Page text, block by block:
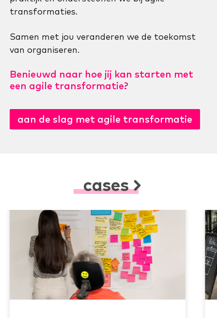
transformaties.
Samen met jou veranderen we de toekomst
van organiseren.
Benieuwd naar hoe jij kan starten met
een agile transformatie?
aan de slag met agile transformatie
cases